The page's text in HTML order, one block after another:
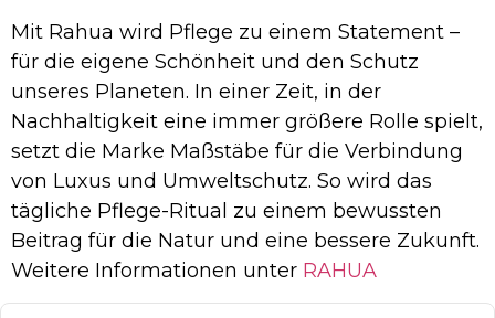
Mit Rahua wird Pflege zu einem Statement –
für die eigene Schönheit und den Schutz
unseres Planeten. In einer Zeit, in der
Nachhaltigkeit eine immer größere Rolle spielt,
setzt die Marke Maßstäbe für die Verbindung
von Luxus und Umweltschutz. So wird das
tägliche Pflege-Ritual zu einem bewussten
Beitrag für die Natur und eine bessere Zukunft.
Weitere Informationen unter RAHUA